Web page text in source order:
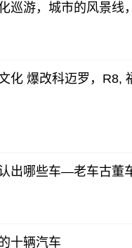
巡游，城市的风景线
化 爆改科迈罗，R8,
出哪些车—老车古董
十辆汽车